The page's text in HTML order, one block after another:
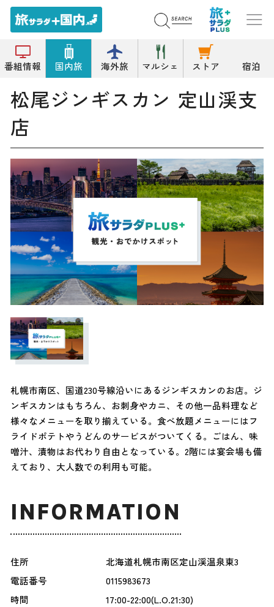
番組情報 国内旅 海外旅 マルシェ ストア 宿泊
トップ ジンギスカン 松尾ジンギスカン 定山渓支店
松尾ジンギスカン 定山渓支
店
札幌市南区、国道230号線沿いにあるジンギスカンのお店。ジ
ンギスカンはもちろん、お刺身やカニ、その他一品料理など
様々なメニューを取り揃えている。食べ放題メニューにはフ
ライドポテトやうどんのサービスがついてくる。ごはん、味
噌汁、漬物はお代わり自由となっている。2階には宴会場も備
えており、大人数での利用も可能。
INFORMATION
住所
北海道札幌市南区定山渓温泉東3
電話番号
0115983673
時間
17:00-22:00(L.O.21:30)